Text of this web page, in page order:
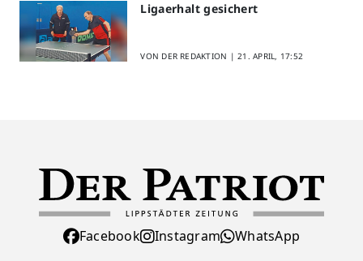
Ligaerhalt gesichert
VON DER REDAKTION |21. APRIL, 17:52
Facebook Instagram WhatsApp